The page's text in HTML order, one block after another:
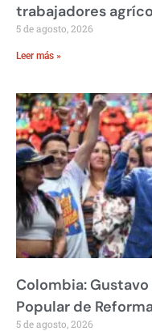
trabajadores
5 de agosto, 2026
Leer más »
Colombia:
Popular de
5 de agosto, 2026